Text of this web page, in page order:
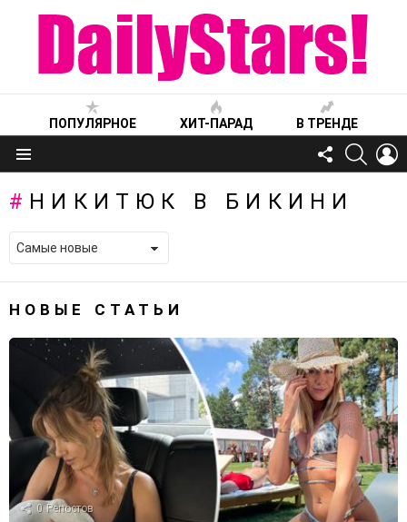
ПОПУЛЯРНОЕ ХИТ-ПАРАД В ТРЕНДЕ
Меню
FOLLOW
US
НИКИТЮК В БИКИНИ
НОВЫЕ СТАТЬИ
0 Репостов